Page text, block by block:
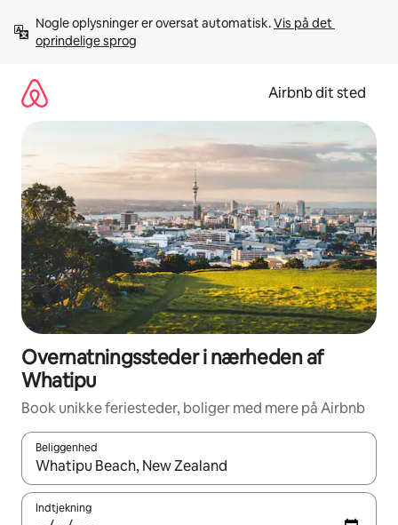
videre
Nogle oplysninger er oversat automatisk. Vis på det
oprindelige sprog
Airbnb dit sted
Overnatningssteder i nærheden af
Whatipu
Book unikke feriesteder, boliger med mere på Airbnb
Beliggenhed
Når resultaterne er tilgængelige, skal du navigere med
Indtjekning